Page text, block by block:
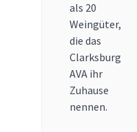
als 20
Weingüter,
die das
Clarksburg
AVA ihr
Zuhause
nennen.